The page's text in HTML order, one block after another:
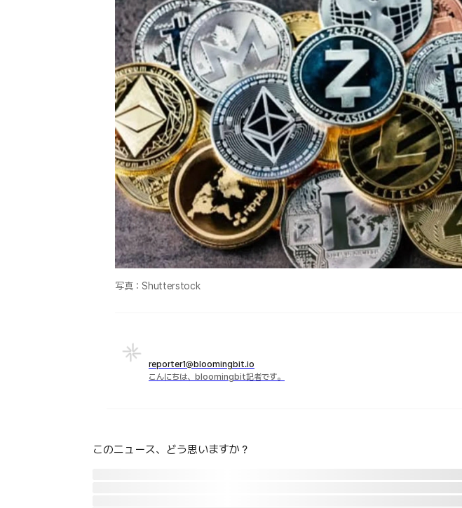
写真：Shutterstock
reporter1@bloomingbit.io
こんにちは、bloomingbit記者です。
このニュース、どう思いますか？